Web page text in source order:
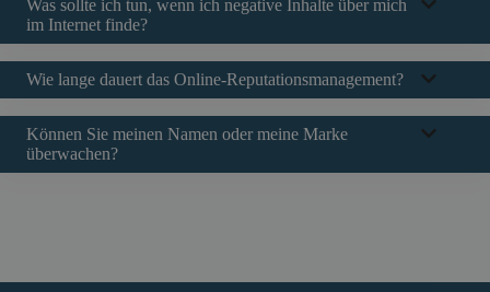
Was sollte ich tun, wenn ich negative Inhalte über mich
im Internet finde?
Wie lange dauert das Online-Reputationsmanagement?
Können Sie meinen Namen oder meine Marke
überwachen?